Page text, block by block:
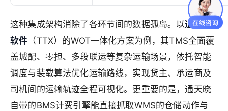
这种集成架构消除了各环节间的数据孤岛。以通天晓
软件 （TTX）的WOT一体化方案为例，其TMS全面覆
盖城配、零担、多段联运等复杂运输场景，依托智能
调度与装载算法优化运输路线，实现货主、承运商及
司机间的运输轨迹全程可视化。更重要的是，通天晓
自带的BMS计费引擎能直接抓取WMS的仓储动作与